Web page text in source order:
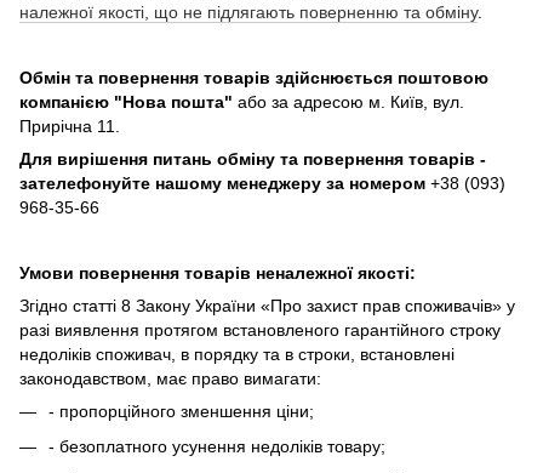
належної якості, що не підлягають поверненню та обміну.
Обмін та повернення товарів здійснюється поштовою
компанією "Нова пошта" або за адресою м. Київ, вул.
Прирічна 11.
Для вирішення питань обміну та повернення товарів -
зателефонуйте нашому менеджеру за номером +38 (093)
968-35-66
Умови повернення товарів неналежної якості:
Згідно статті 8 Закону України «Про захист прав споживачів» у
разі виявлення протягом встановленого гарантійного строку
недоліків споживач, в порядку та в строки, встановлені
законодавством, має право вимагати:
- пропорційного зменшення ціни;
- безоплатного усунення недоліків товару;